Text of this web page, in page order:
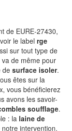
de EURE-27430,
le label rge
sur tout type de
va de même pour
de surface isoler.
êtes sur la
vous bénéficierez
avons les savoir-
soufflage.
: la laine de
intervention,